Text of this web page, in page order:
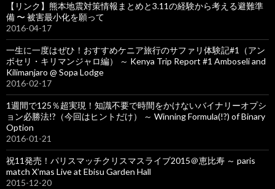
【リンク】熊本地震対策情報まとめと3.11の経験から考える避難準
備 〜 被害最小化を願って
2016-04-17
一生に一度はぜひ！おすすめケニア旅行のサファリ体験記#1（アン
ボセリ・キリマンジャロ編） ～ Kenya Trip Report #1 Amboseli and
Kilimanjaro @ Sopa Lodge
2016-02-17
1週間で125％超実現！知識不要で時間をかけないバイナリーオプシ
ョン必勝法!?（今回はヒントだけ） ～ Winning Formula(!?) of Binary
Option
2016-01-21
祝11発売！パリスマッチクリスマスライブ2015＠恵比寿 ～ paris
match X’mas Live at Ebisu Garden Hall
2015-12-20